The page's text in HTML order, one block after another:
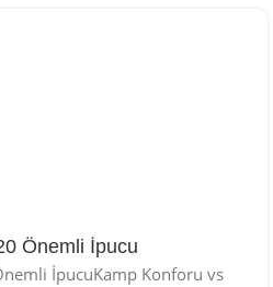
Önemli İpucu
İpucuKamp Konforu vs